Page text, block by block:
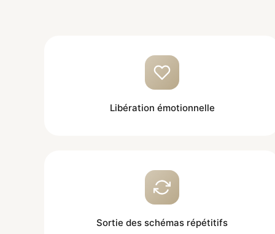
Libération émotionnelle
Sortie des schémas répétitifs